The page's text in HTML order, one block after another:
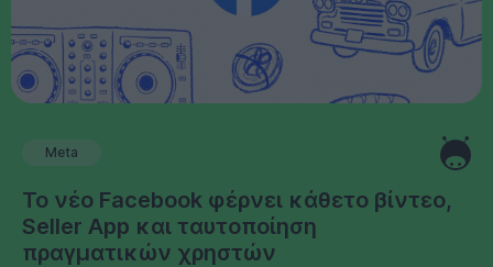
Meta
Το νέο Facebook φέρνει κάθετο βίντεο,
Seller App και ταυτοποίηση
πραγματικών χρηστών